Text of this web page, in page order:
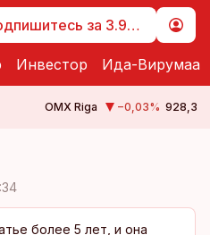
Подпишитесь за 3.99 €
Инвестор Ида-Вирумаа
OMX Riga −0,03% 928,3
более 5 лет, и она